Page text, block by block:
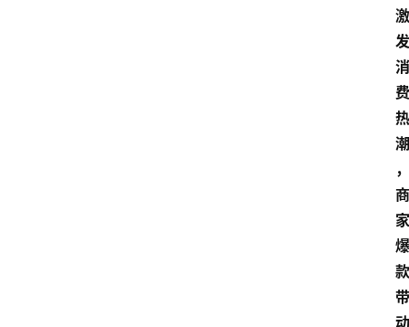
激
发
消
费
热
潮
，
商
家
爆
款
带
动